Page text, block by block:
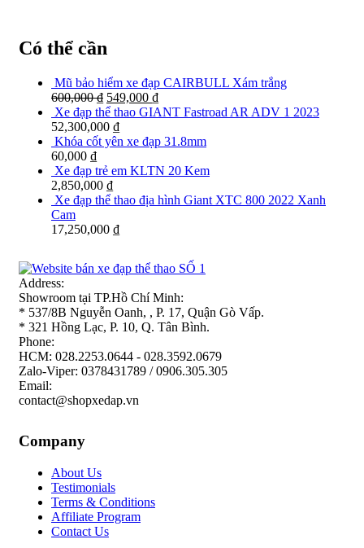
Có thể cần
Mũ bảo hiểm xe đạp CAIRBULL Xám trắng
600,000₫ 549,000 ₫
Xe đạp thể thao GIANT Fastroad AR ADV 1 2023
52,300,000 ₫
Khóa cốt yên xe đạp 31.8mm
60,000 ₫
Xe đạp trẻ em KLTN 20 Kem
2,850,000 ₫
Xe đạp thể thao địa hình Giant XTC 800 2022 Xanh
Cam
17,250,000 ₫
Address:
Showroom tại TP.Hồ Chí Minh:
* 537/8B Nguyễn Oanh, , P. 17, Quận Gò Vấp.
* 321 Hồng Lạc, P. 10, Q. Tân Bình.
Phone:
HCM: 028.2253.0644 - 028.3592.0679
Zalo-Viper: 0378431789 / 0906.305.305
Email:
contact@shopxedap.vn
Company
About Us
Testimonials
Terms & Conditions
Affiliate Program
Contact Us